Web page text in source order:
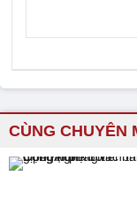
CÙNG CHUYÊN